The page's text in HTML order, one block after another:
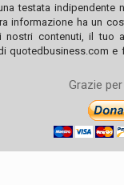
testata indipendente
informazione ha un
nostri contenuti, il tuo
quotedbusiness.com
Grazie